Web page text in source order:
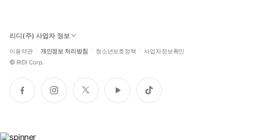
리디(주) 사업자 정보
이용약관 개인정보 처리방침 청소년보호정책 사업자정보확인
© RIDI Corp.
페
이
인
스
트
위
유
튜
틱
톡